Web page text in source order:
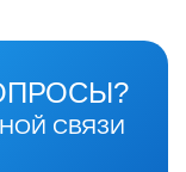
СВЯЗИ